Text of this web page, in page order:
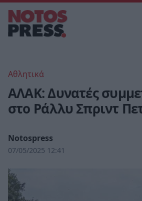
Αθλητικά
ΑΛΑΚ: Δυνατές
στο Ράλλυ Σπριντ
Notospress
07/05/2025 12:41